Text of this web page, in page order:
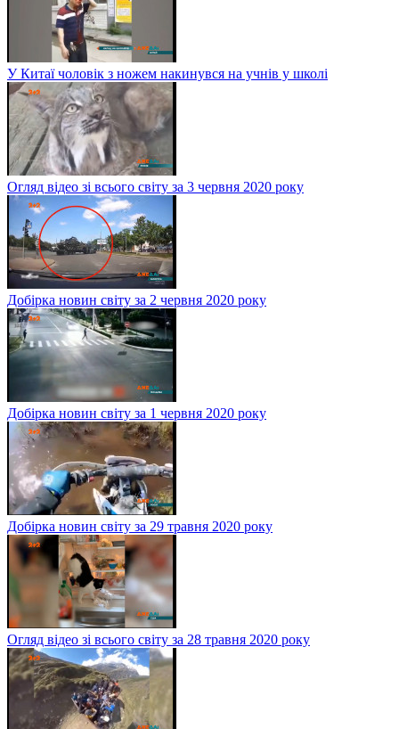
У Китаї чоловік з ножем накинувся на учнів у школі
Огляд відео зі всього світу за 3 червня 2020 року
Добірка новин світу за 2 червня 2020 року
Добірка новин світу за 1 червня 2020 року
Добірка новин світу за 29 травня 2020 року
Огляд відео зі всього світу за 28 травня 2020 року